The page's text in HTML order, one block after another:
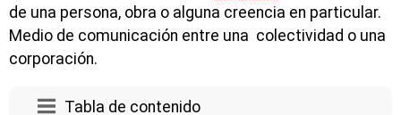
de una persona, obra o alguna creencia en particular.
Medio de comunicación entre una colectividad o una
corporación.
Tabla de contenido